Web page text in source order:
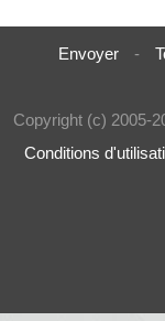
Envoyer -
Copyright (c) 2005-
Conditions